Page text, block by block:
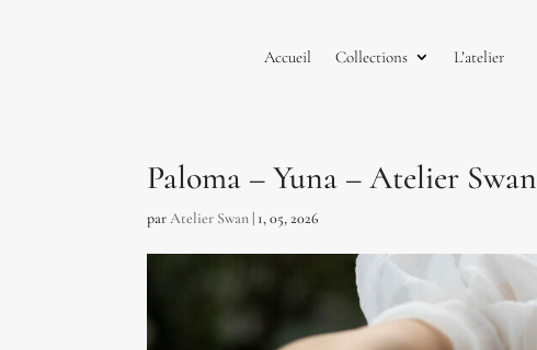
Accueil Collections L’atelier
Paloma – Yuna – Atelier Swan
parAtelier Swan | 1, 05, 2026